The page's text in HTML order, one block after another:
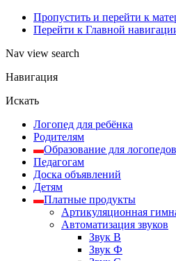
Пропустить и перейти к
Перейти к Главной
Nav view search
Навигация
Искать
Логопед для ребёнка
Родителям
Образование для
Педагогам
Доска объявлений
Детям
Платные продукты
Артикуляционная
Автоматизация звуков
Звук В
Звук Ф